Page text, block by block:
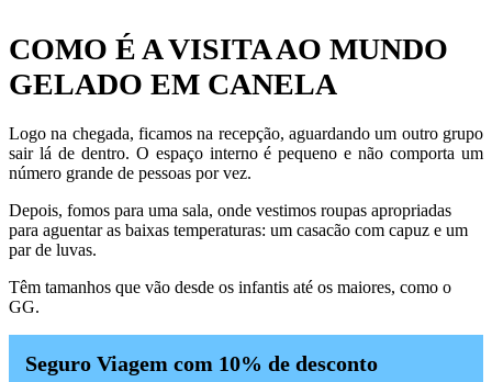
COMO É A VISITA AO MUNDO
GELADO EM CANELA
Logo na chegada, ficamos na recepção, aguardando um outro grupo
sair lá de dentro. O espaço interno é pequeno e não comporta um
número grande de pessoas por vez.
Depois, fomos para uma sala, onde vestimos roupas apropriadas
para aguentar as baixas temperaturas: um casacão com capuz e um
par de luvas.
Têm tamanhos que vão desde os infantis até os maiores, como o
GG.
Seguro Viagem com 10% de desconto